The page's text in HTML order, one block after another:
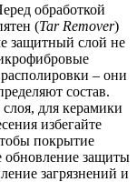
обработкой
(Tar Remover)
защитный слой не
– они
состав.
для керамики
избегайте
покрытие
обновление защиты
загрязнений и